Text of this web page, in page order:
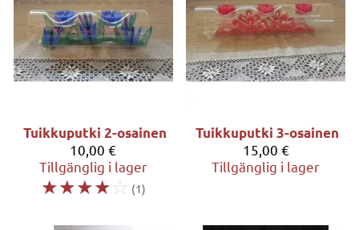
Tuikkuputki 2-osainen
10,00 €
Tillgänglig i lager
☆☆☆☆☆ (1)
Tuikkuputki 3-osainen
15,00 €
Tillgänglig i lager